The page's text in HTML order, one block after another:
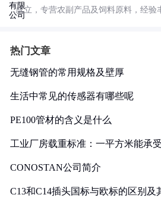
成立，专营农副产品及饲料原料，经验
热门文章
无缝钢管的常用规格及壁厚
生活中常见的传感器有哪些呢
PE100管材的含义是什么
工业厂房载重标准：一平方米能承
CONOSTAN公司简介
C13和C14插头国标与欧标的区别及